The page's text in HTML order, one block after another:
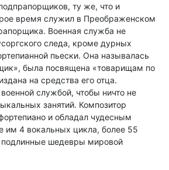
ту же, что и
время служил в Преображенском
Военная служба не
следа, кроме дурных
пьески. Она называлась
была посвящена «товарищам по
на средства его отца.
службой, чтобы ничто не
занятий. Композитор
и обладал чудесным
им 4 вокальных цикла, более 55
шедевры мировой